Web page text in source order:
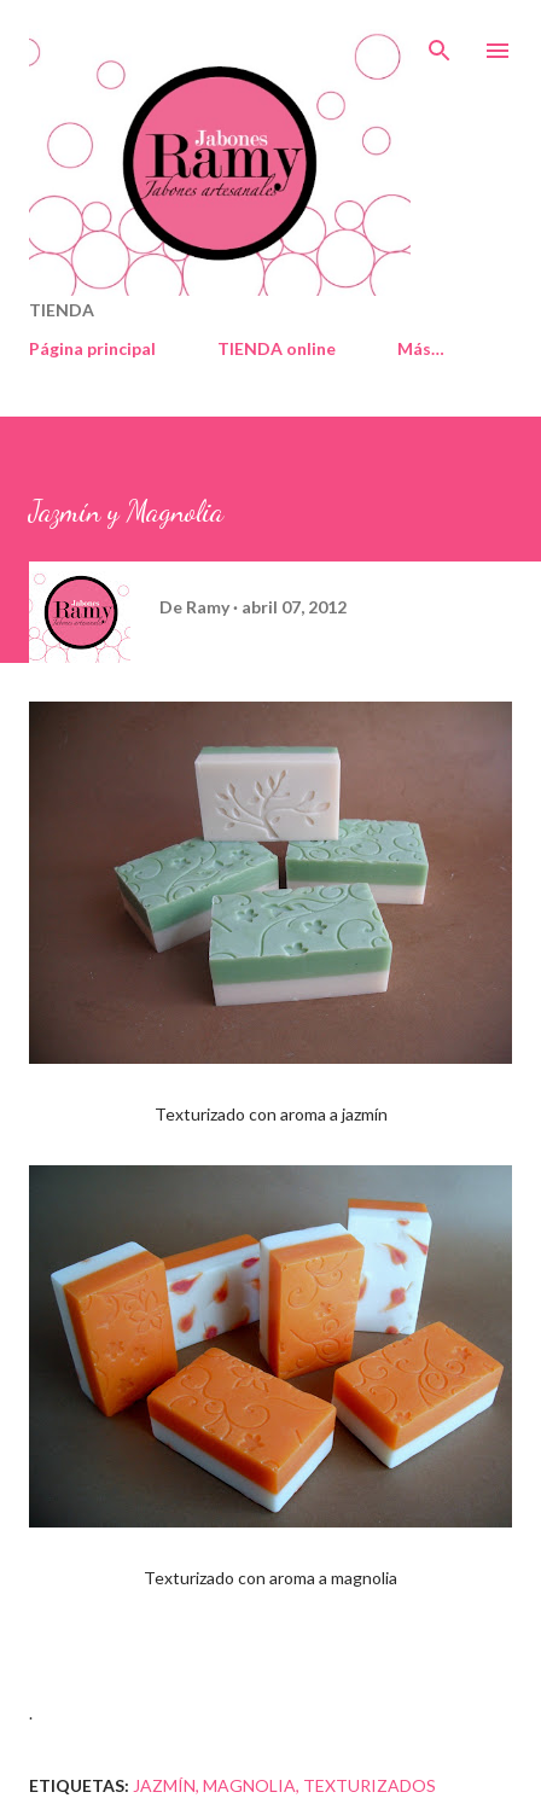
TIENDA
Página principal
TIENDA online Más…
Jazmín y Magnolia
De Ramy abril 07, 2012
Texturizado con aroma a jazmín
Texturizado con aroma a magnolia
.
ETIQUETAS: JAZMÍN MAGNOLIA TEXTURIZADOS